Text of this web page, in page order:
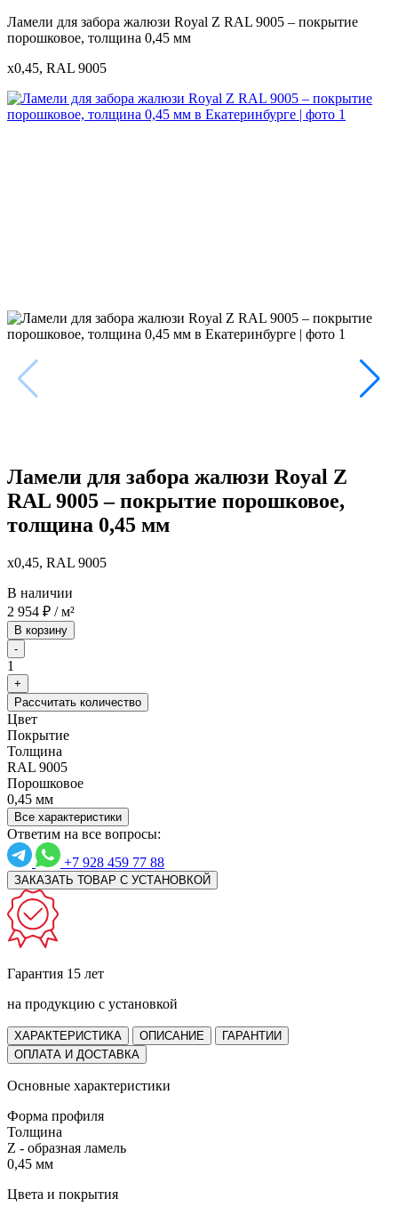
Ламели для забора жалюзи Royal Z RAL 9005 – покрытие
порошковое, толщина 0,45 мм
x0,45, RAL 9005
Ламели для забора жалюзи Royal Z
RAL 9005 – покрытие порошковое,
толщина 0,45 мм
x0,45, RAL 9005
В наличии
2 954 ₽ / м²
В корзину
-
1
+
Рассчитать количество
Цвет
Покрытие
Толщина
RAL 9005
Порошковое
0,45 мм
Все характеристики
Ответим на все вопросы:
+7 928 459 77 88
ЗАКАЗАТЬ ТОВАР С УСТАНОВКОЙ
Гарантия 15 лет
на продукцию с установкой
ХАРАКТЕРИСТИКА ОПИСАНИЕ
ГАРАНТИИ
ОПЛАТА И ДОСТАВКА
Основные характеристики
Форма профиля
Толщина
Z - образная ламель
0,45 мм
Цвета и покрытия